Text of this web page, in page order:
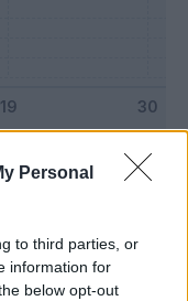
Personal
to third parties, or
information for
below opt-out
22 - 57